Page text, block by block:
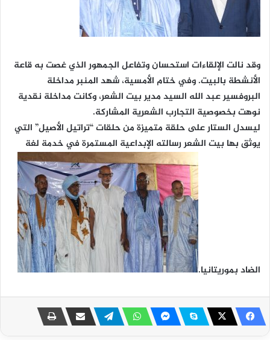
وقد نالت الإلقاءات استحسان وتفاعل الجمهور الذي غصت به قاعة
الأنشطة بالبيت. وفي ختام الأمسية، شهد المنبر مداخلة
البروفسير عبد الله السيد مدير بيت الشعر، وكانت مداخلة نقدية
نوهت بخصوصية التجارب الشعرية المشاركة.
ليسدل الستار على حلقة متميزة من حلقات “تراتيل الأصيل” التي
يوثق بها بيت الشعر رسالته الإبداعية المستمرة في خدمة لغة
الضاد بموريتانيا.